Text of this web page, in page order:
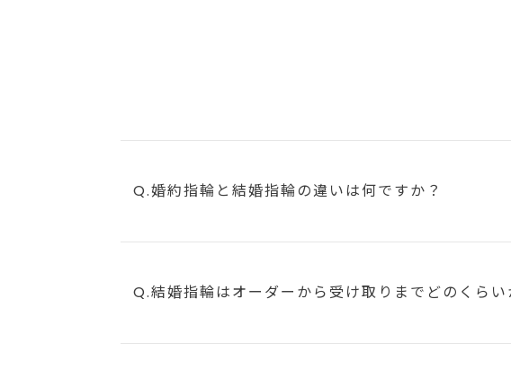
Q.婚約指輪と結婚指輪の違いは何ですか？
Q.結婚指輪はオーダーから受け取りまで どのくら